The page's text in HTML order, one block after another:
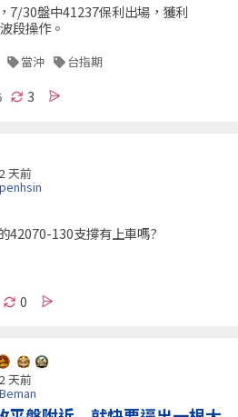
7/30盤中41237保利出場，獲利
段操作。
當沖 台指期
3
天前
42070-130支撐有上車嗎?
0
天前